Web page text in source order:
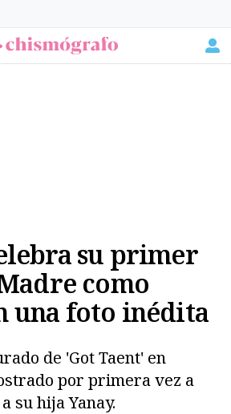
su primer
como
una foto inédita
de 'Got Taent' en
por primera vez a
su hija Yanay.